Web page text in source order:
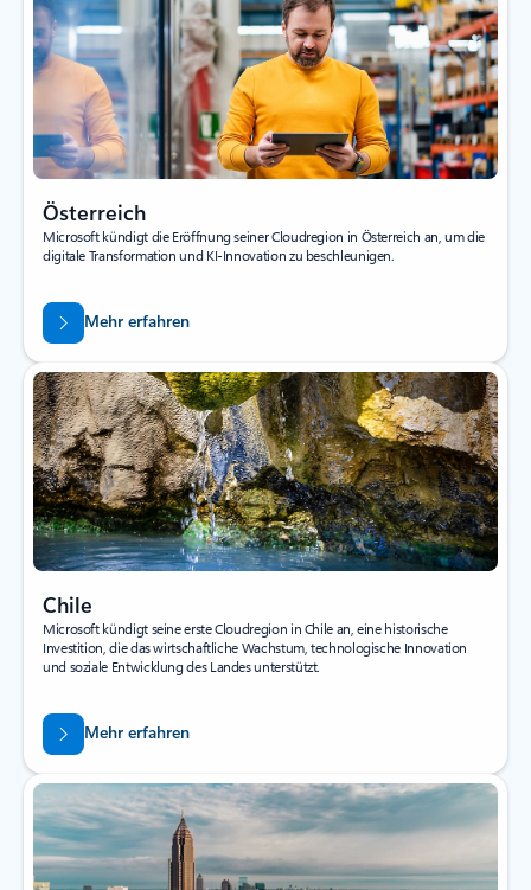
Österreich
Microsoft kündigt die Eröffnung seiner Cloudregion in Österreich an, um die
digitale Transformation und KI-Innovation zu beschleunigen.
Mehr erfahren
Chile
Microsoft kündigt seine erste Cloudregion in Chile an, eine historische
Investition, die das wirtschaftliche Wachstum, technologische Innovation
und soziale Entwicklung des Landes unterstützt.
Mehr erfahren